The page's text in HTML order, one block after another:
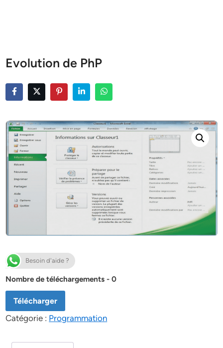
Evolution de PhP
Besoin d'aide ?
Nombre de téléchargements - 0
Télécharger
Catégorie : Programmation